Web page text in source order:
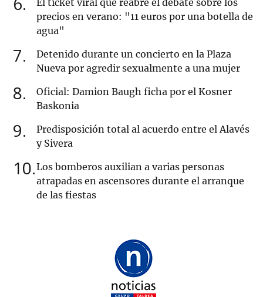
El ticket viral que reabre el debate sobre los
precios en verano: "11 euros por una botella de
agua"
7
Detenido durante un concierto en la Plaza
Nueva por agredir sexualmente a una mujer
8
Oficial: Damion Baugh ficha por el Kosner
Baskonia
9
Predisposición total al acuerdo entre el Alavés
y Sivera
10 Los bomberos auxilian a varias personas
atrapadas en ascensores durante el arranque
de las fiestas